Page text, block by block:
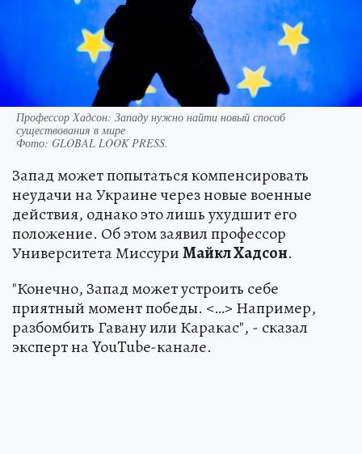
Профессор Хадсон: Западу нужно найти новый способ
существования в мире
Фото: GLOBAL LOOK PRESS.
Запад может попытаться компенсировать
неудачи на Украине через новые военные
действия, однако это лишь ухудшит его
положение. Об этом заявил профессор
Университета МиссуриМайкл Хадсон.
"Конечно, Запад может устроить себе
приятный момент победы. <…> Например,
разбомбить Гавану или Каракас", - сказал
эксперт на YouTube-канале.